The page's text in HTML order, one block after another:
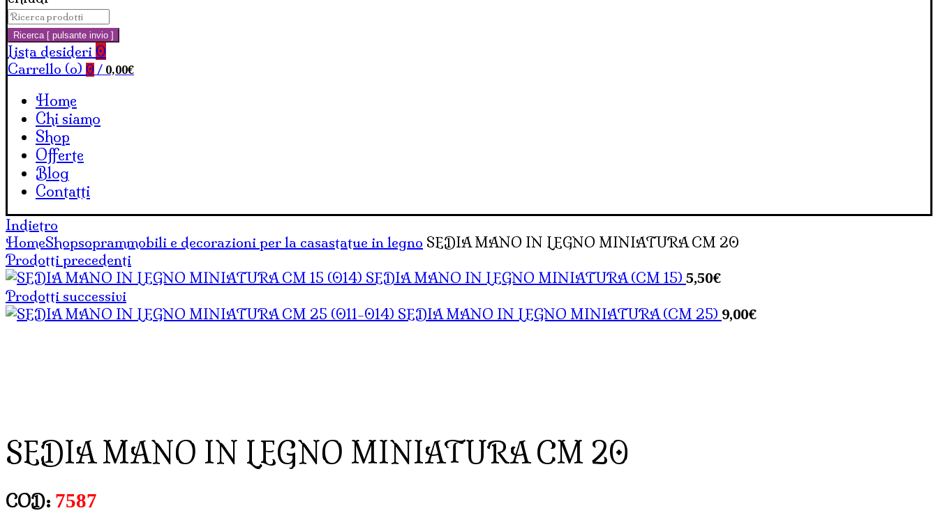
Carrello
Cerca:
Ricerca [ pulsante invio ]
Lista desideri 0
Carrello (o) 0 / 0,00€
Home
Chi siamo
Shop
Offerte
Blog
Contatti
Indietro
HomeShopsoprammobili e decorazioni per la casastatue in legno SEDIA MANO IN LEGNO MINIATURA CM 20
Prodotti precedenti
SEDIA MANO IN LEGNO MINIATURA (CM 15) 5,50€
Prodotti successivi
SEDIA MANO IN LEGNO MINIATURA (CM 25) 9,00€
SEDIA MANO IN LEGNO MINIATURA CM 20
COD: 7587